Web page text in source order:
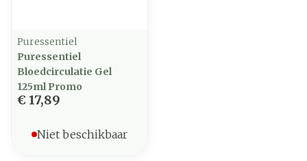
Puressentiel
Puressentiel
Bloedcirculatie Gel
125ml Promo
€ 17,89
Niet beschikbaar